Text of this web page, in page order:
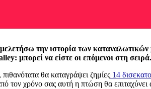
την ιστορία των
μπορεί να είστε οι επόμενοι στη σειρά.
θα καταγράψει ζημίες 14
τον χρόνο σας αυτή η πτώση θα